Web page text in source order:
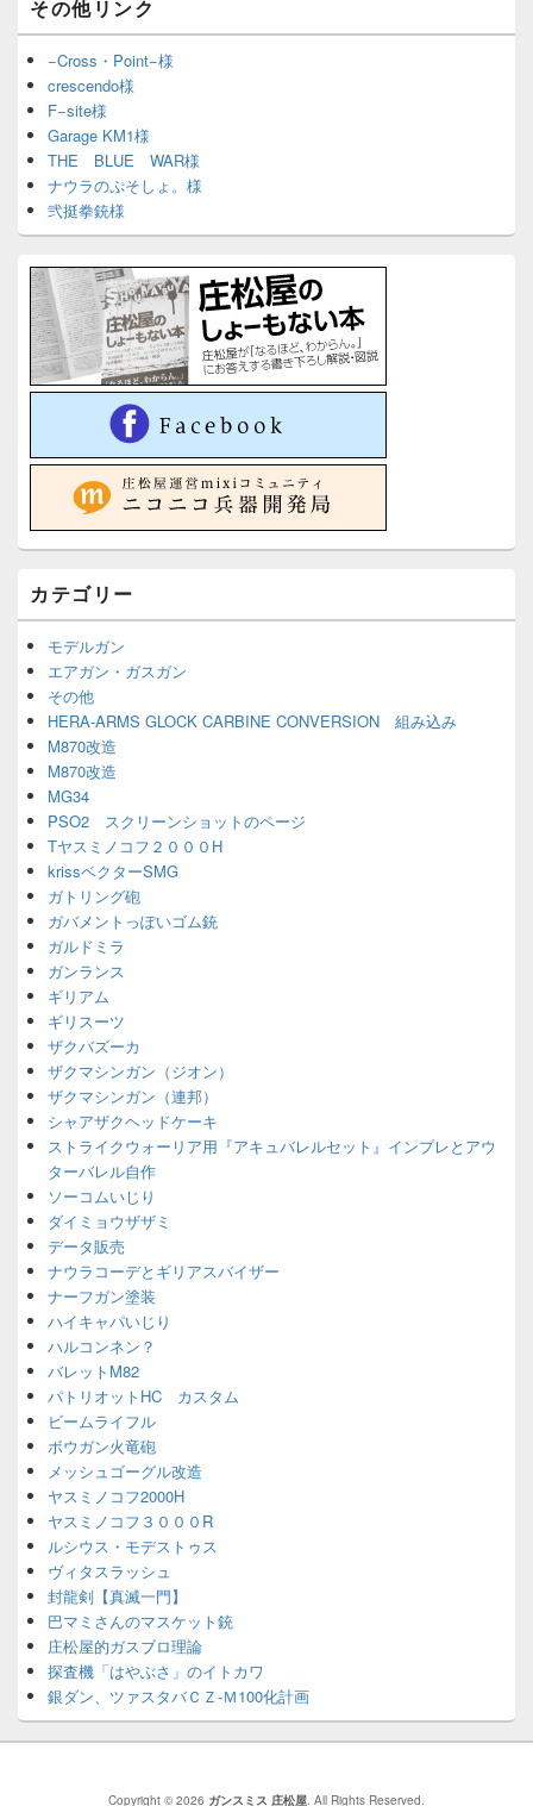
その他リンク
−Cross・Point−様
crescendo様
F−site様
Garage KM1様
THE BLUE WAR様
ナウラのぷそしょ。様
弐挺拳銃様
カテゴリー
モデルガン
エアガン・ガスガン
その他
HERA-ARMS GLOCK CARBINE CONVERSION 組み込み
M870改造
M870改造
MG34
PSO2 スクリーンショットのページ
Tヤスミノコフ２０００H
krissベクターSMG
ガトリング砲
ガバメントっぽいゴム銃
ガルドミラ
ガンランス
ギリアム
ギリスーツ
ザクバズーカ
ザクマシンガン（ジオン）
ザクマシンガン（連邦）
シャアザクヘッドケーキ
ストライクウォーリア用『アキュバレルセット』インプレとアウ
ターバレル自作
ソーコムいじり
ダイミョウザザミ
データ販売
ナウラコーデとギリアスバイザー
ナーフガン塗装
ハイキャパいじり
ハルコンネン？
バレットM82
パトリオットHC カスタム
ビームライフル
ボウガン火竜砲
メッシュゴーグル改造
ヤスミノコフ2000H
ヤスミノコフ３０００R
ルシウス・モデストゥス
ヴィタスラッシュ
封龍剣【真滅一門】
巴マミさんのマスケット銃
庄松屋的ガスブロ理論
探査機「はやぶさ」のイトカワ
銀ダン、ツァスタバＣＺ-Ｍ100化計画
Copyright © 2026 ガンスミス 庄松屋 . All Rights Reserved.